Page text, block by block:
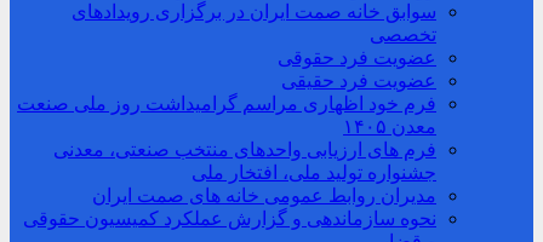
سوابق خانه صمت ایران در برگزاری رویدادهای
تخصصی
عضویت فرد حقوقی
عضویت فرد حقیقی
فرم خود اظهاری مراسم گرامیداشت روز ملی صنعت
معدن ۱۴۰۵
فرم های ارزیابی واحدهای منتخب صنعتی، معدنی
جشنواره تولید ملی، افتخار ملی
مدیران روابط عمومی خانه های صمت ایران
نحوه سازماندهی و گزارش عملکرد کمیسیون حقوقی